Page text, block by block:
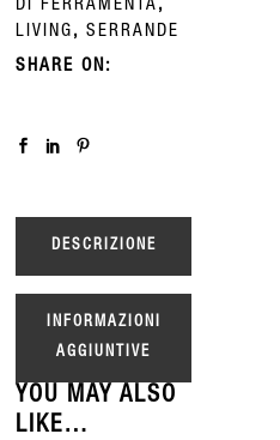
DI FERRAMENTA ,
LIVING ,SERRANDE
SHARE ON:
DESCRIZIONE
INFORMAZIONI
AGGIUNTIVE
YOU MAY ALSO
LIKE…